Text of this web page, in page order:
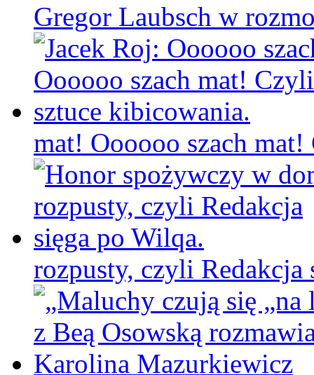
Gregor Laubsch w
mat! Oooooo szach
rozpusty, czyli Redakcja